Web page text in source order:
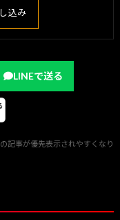
込み
LINEで送る
記事が優先表示されやすくなり